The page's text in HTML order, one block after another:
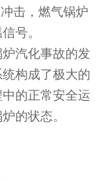
击，燃气锅炉
号。
汽化事故的发
构成了极大的
的正常安全运
的状态。